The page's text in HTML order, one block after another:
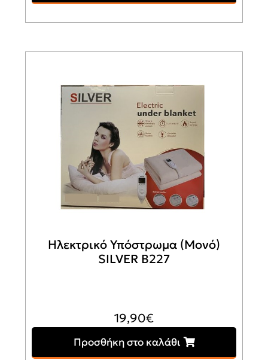
Ηλεκτρικό Υπόστρωμα (Μονό)
SILVER B227
19,90€
Προσθήκη στο καλάθι